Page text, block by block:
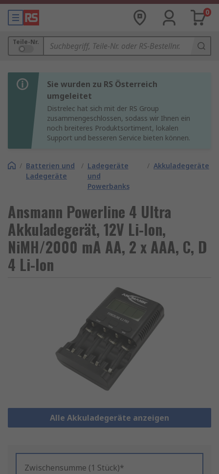
0
Teile-Nr.
Sie wurden zu RS Österreich
umgeleitet
Distrelec hat sich mit der RS Group
zusammengeschlossen, sodass wir Ihnen ein
noch breiteres Produktsortiment, lokalen
Support und besseren Service bieten können.
/ Batterien und
Ladegeräte
/ Ladegeräte
und
Powerbanks
/ Akkuladegeräte
Ansmann Powerline 4 Ultra
Akkuladegerät, 12V Li-Ion,
NiMH/2000 mA AA, 2 x AAA, C, D
4 Li-Ion
Alle Akkuladegeräte anzeigen
Zwischensumme (1 Stück)*